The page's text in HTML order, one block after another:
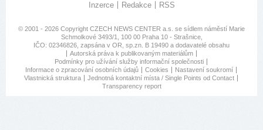
Inzerce Redakce RSS
© 2001 - 2026 Copyright CZECH NEWS CENTER a.s. se sídlem náměstí Marie
Schmolkové 3493/1, 100 00 Praha 10 - Strašnice,
IČO: 02346826, zapsána v OR, sp.zn. B 19490 a dodavatelé obsahu
Autorská práva k publikovaným materiálům
Podmínky pro užívání služby informační společnosti
Informace o zpracování osobních údajů
Cookies
Nastavení soukromí
Vlastnická struktura
Jednotná kontaktní místa / Single Points od Contact
Transparency report